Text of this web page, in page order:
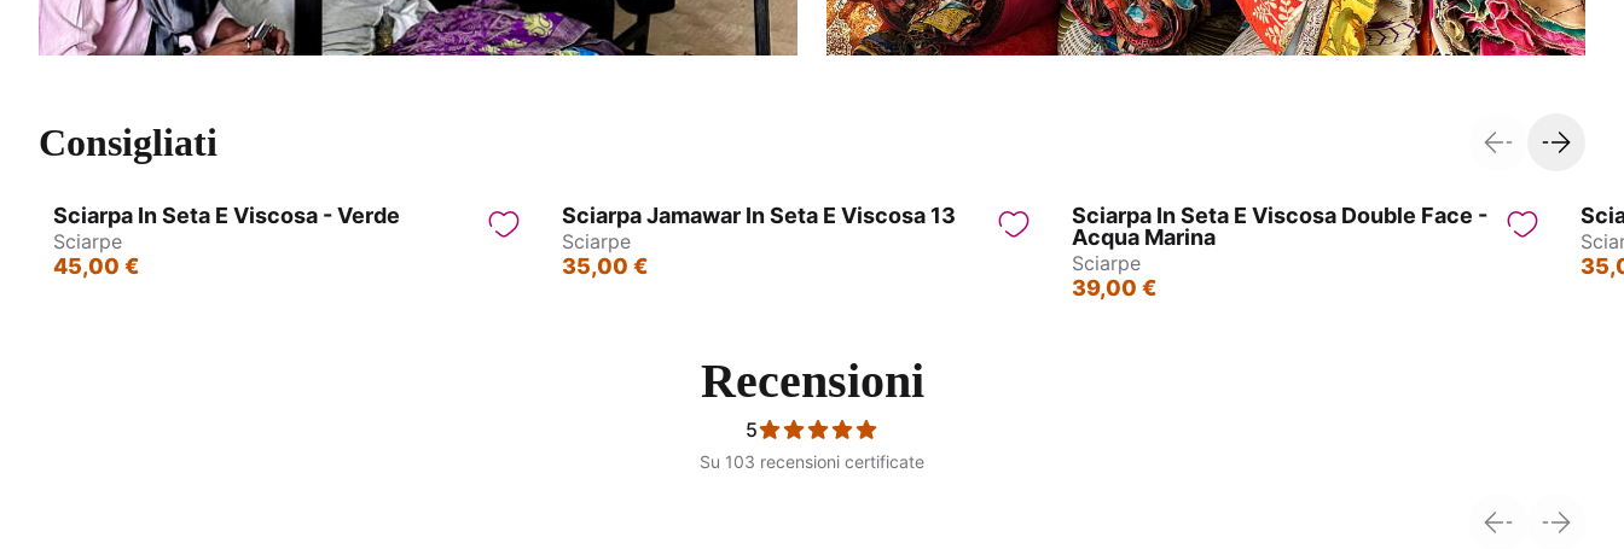
Consigliati
Sciarpa In Seta E Viscosa - Verde
Sciarpe
45,00 €
Sciarpa Jamawar In Seta E Viscosa 13
Sciarpe
35,00 €
Sciarpa In Seta E Viscosa Double Face -
Acqua Marina
Sciarpe
39,00 €
Recensioni
5
Su 103 recensioni certificate